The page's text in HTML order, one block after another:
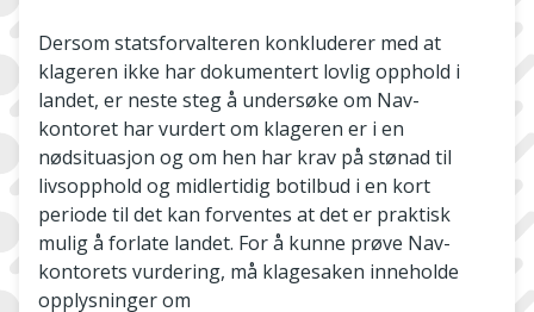
Dersom statsforvalteren konkluderer med at
klageren ikke har dokumentert lovlig opphold i
landet, er neste steg å undersøke om Nav-
kontoret har vurdert om klageren er i en
nødsituasjon og om hen har krav på stønad til
livsopphold og midlertidig botilbud i en kort
periode til det kan forventes at det er praktisk
mulig å forlate landet. For å kunne prøve Nav-
kontorets vurdering, må klagesaken inneholde
opplysninger om